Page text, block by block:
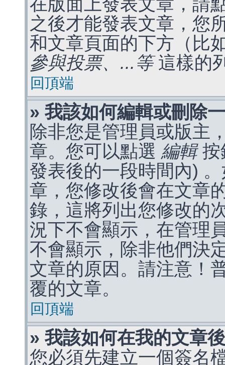
在版面上發表文章，請
之後才能發表文章，您
和文章頁面的下方（比
參與投票、...等這樣的
回頂端
» 我該如何編輯或刪除
除非您是管理員或版主
章。您可以點選 編輯按
發表後的一段時間內)
章，您修改後會在文章
錄，這將列出您修改的
況下不會顯示，在管理
不會顯示，除非他們決
文章的原因。請注意！
覆的文章。
回頂端
» 我該如何在我的文章
您必須先建立一個簽名